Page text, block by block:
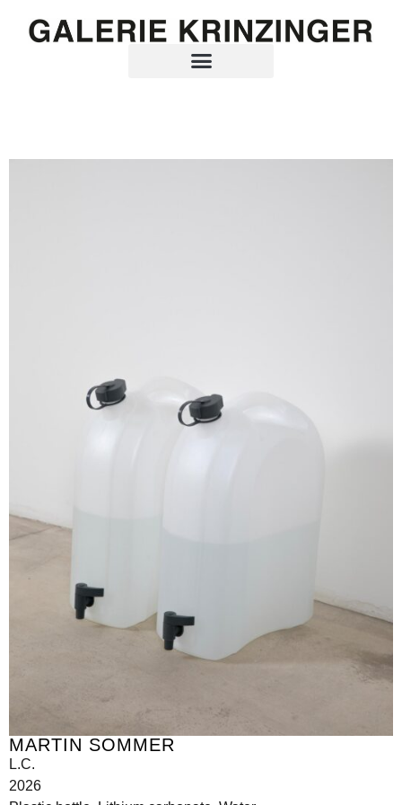
MARTIN SOMMER
L.C.
2026